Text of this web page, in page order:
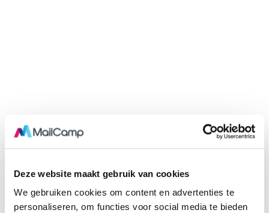
Deze website maakt gebruik van cookies
We gebruiken cookies om content en advertenties te
personaliseren, om functies voor social media te bieden